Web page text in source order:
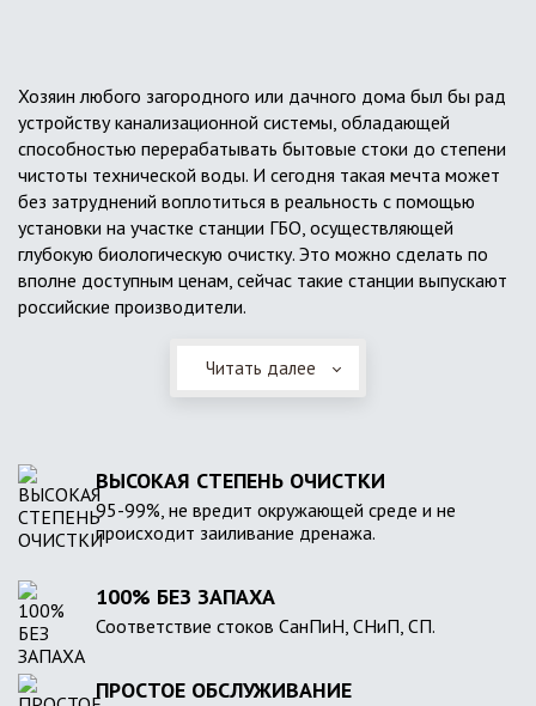
Хозяин любого загородного или дачного дома был бы рад
устройству канализационной системы, обладающей
способностью перерабатывать бытовые стоки до степени
чистоты технической воды. И сегодня такая мечта может
без затруднений воплотиться в реальность с помощью
установки на участке станции ГБО, осуществляющей
глубокую биологическую очистку. Это можно сделать по
вполне доступным ценам, сейчас такие станции выпускают
российские производители.
Читать далее
ВЫСОКАЯ СТЕПЕНЬ ОЧИСТКИ
95-99%, не вредит окружающей среде и не
происходит заиливание дренажа.
100% БЕЗ ЗАПАХА
Соответствие стоков СанПиН, СНиП, СП.
ПРОСТОЕ ОБСЛУЖИВАНИЕ